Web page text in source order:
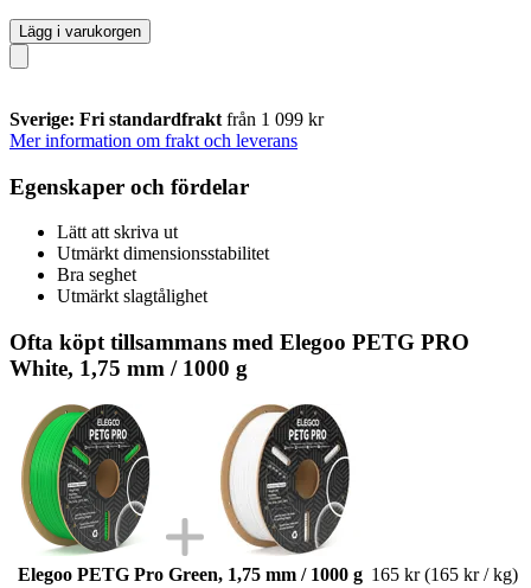
Lägg i varukorgen
Sverige: Fri standardfrakt från 1 099 kr
Mer information om frakt och leverans
Egenskaper och fördelar
Lätt att skriva ut
Utmärkt dimensionsstabilitet
Bra seghet
Utmärkt slagtålighet
Ofta köpt tillsammans med Elegoo PETG PRO
White, 1,75 mm / 1000 g
Elegoo PETG Pro Green, 1,75 mm / 1000 g 165 kr (165 kr / kg)